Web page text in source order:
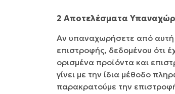
2 Αποτελέσματα
Αν υπαναχωρήσετε από
επιστροφής, δεδομένου ότι
ορισμένα προϊόντα και
γίνει με την ίδια μέθοδο
παρακρατούμε την